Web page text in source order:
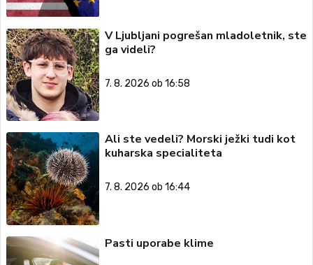
V Ljubljani pogrešan mladoletnik, ste
ga videli?
7. 8. 2026 ob 16:58
Ali ste vedeli? Morski ježki tudi kot
kuharska specialiteta
7. 8. 2026 ob 16:44
Pasti uporabe klime